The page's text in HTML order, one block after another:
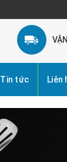
Tin tức Liên